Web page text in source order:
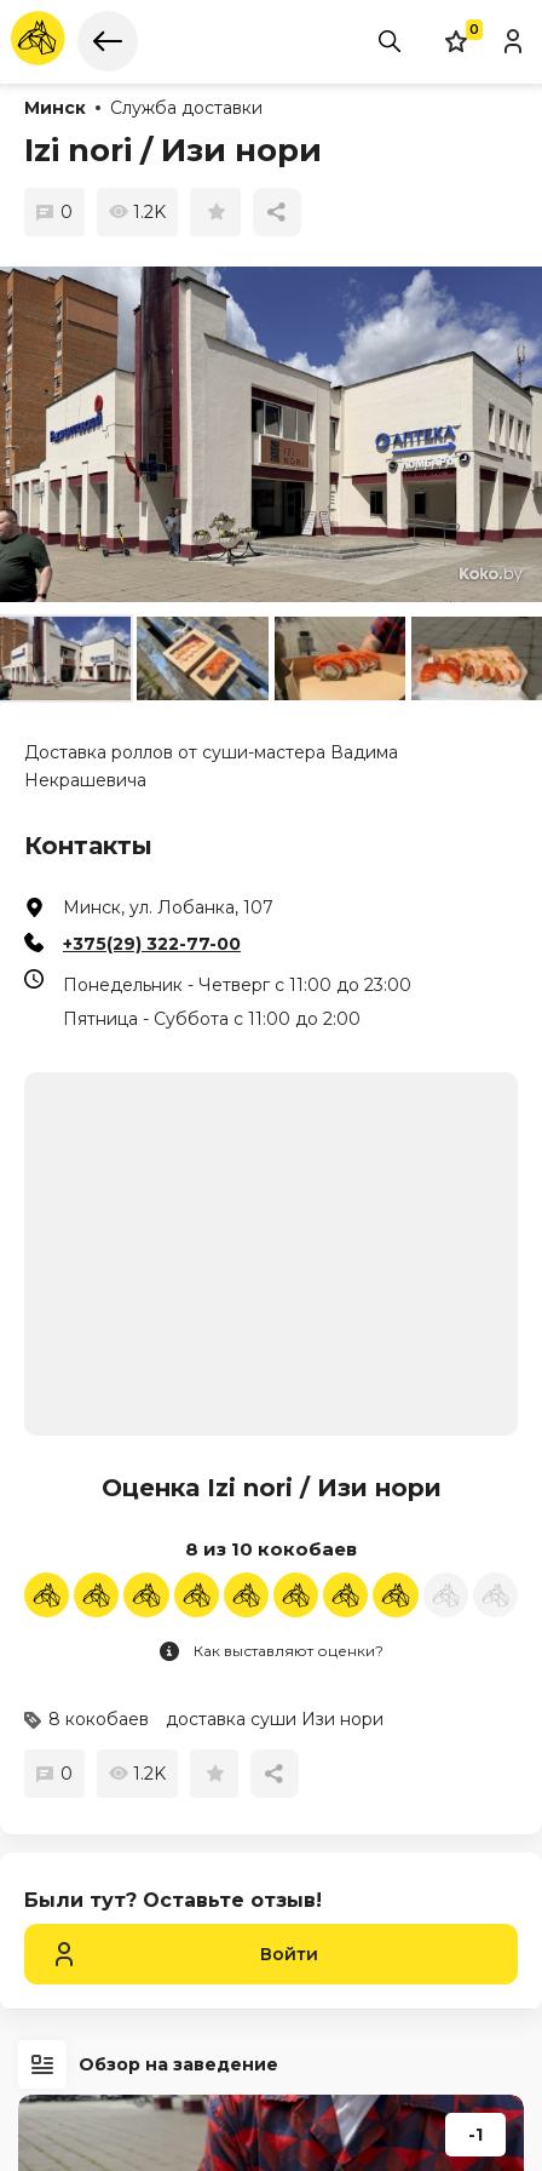
0
Минск Служба доставки
Izi nori / Изи нори
0 1.2K
Доставка роллов от суши-мастера Вадима
Некрашевича
Контакты
Минск, ул. Лобанка, 107
+375(29) 322-77-00
Понедельник - Четверг с 11:00 до 23:00
Пятница - Суббота с 11:00 до 2:00
Оценка Izi nori / Изи нори
8 из 10 кокобаев
Как выставляют оценки?
8 кокобаев доставка суши Изи нори
0 1.2K
Были тут? Оставьте отзыв!
Войти
Обзор на заведение
-1